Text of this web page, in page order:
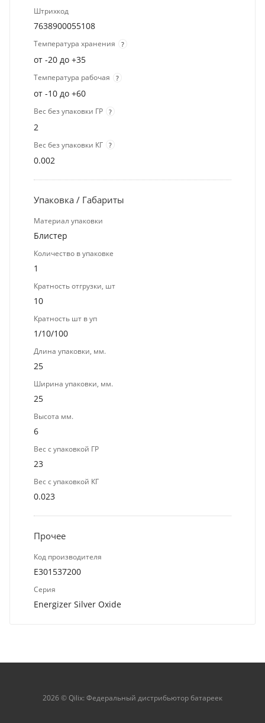
Штрихкод
7638900055108
Температура хранения ?
от -20 до +35
Температура рабочая ?
от -10 до +60
Вес без упаковки ГР ?
2
Вес без упаковки КГ ?
0.002
Упаковка / Габариты
Материал упаковки
Блистер
Количество в упаковке
1
Кратность отгрузки, шт
10
Кратность шт в уп
1/10/100
Длина упаковки, мм.
25
Ширина упаковки, мм.
25
Высота мм.
6
Вес с упаковкой ГР
23
Вес с упаковкой КГ
0.023
Прочее
Код производителя
E301537200
Серия
Energizer Silver Oxide
2026 © Qilix: Федеральный дистрибьютор батареек